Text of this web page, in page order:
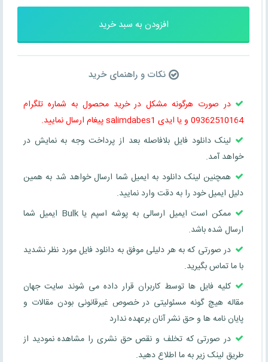
افزودن به سبد خرید
نکات و راهنمای خرید
در صورت هرگونه مشکل در خرید محصول به شماره تلگرام
09362510164 و یا ایدی salimdabes1 پیغام ارسال نمایید.
لینک دانلود فایل بلافاصله بعد از پرداخت وجه به نمایش در
خواهد آمد.
همچنین لینک دانلود به ایمیل شما ارسال خواهد شد به همین
دلیل ایمیل خود را به دقت وارد نمایید.
ممکن است ایمیل ارسالی به پوشه اسپم یا Bulk ایمیل شما
ارسال شده باشد.
در صورتی که به هر دلیلی موفق به دانلود فایل مورد نظر نشدید
با ما تماس بگیرید.
کلیه فایل ها توسط کاربران قرار داده می شوند سایت جهان
مقاله هیچ گونه مسئولیتی در خصوص غیرقانونی بودن مقالات و
پایان نامه ها و حق نشر آنان برعهده ندارد
در صورتی که تخلف و نقص حق نشری را مشاهده نمودید از
طریق لینک زیر به ما اطلاع دهید.